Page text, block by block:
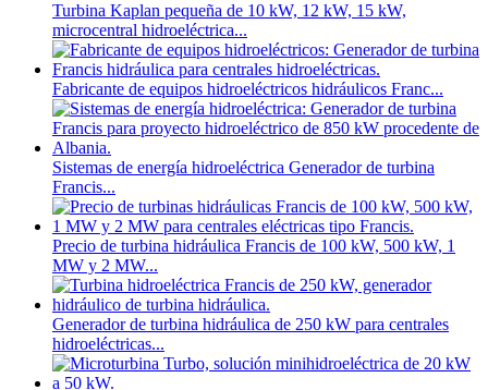
Turbina Kaplan pequeña de 10 kW, 12 kW, 15 kW,
microcentral hidroeléctrica...
Fabricante de equipos hidroeléctricos hidráulicos Franc...
Sistemas de energía hidroeléctrica Generador de turbina
Francis...
Precio de turbina hidráulica Francis de 100 kW, 500 kW, 1
MW y 2 MW...
Generador de turbina hidráulica de 250 kW para centrales
hidroeléctricas...